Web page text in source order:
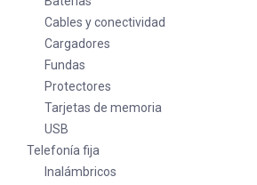
Cables y conectividad
Cargadores
Fundas
Protectores
Tarjetas de memoria
USB
Telefonía fija
Inalámbricos